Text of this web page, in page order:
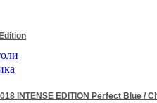
INTENSE EDITION Perfect Blue /